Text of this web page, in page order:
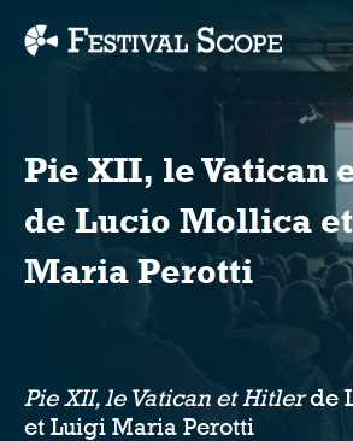
Accessibility Links
Pie XII, le Vatican
de Lucio Mollica
Maria Perotti
Pie XII, le Vatican et Hitlerde
et Luigi Maria Perotti